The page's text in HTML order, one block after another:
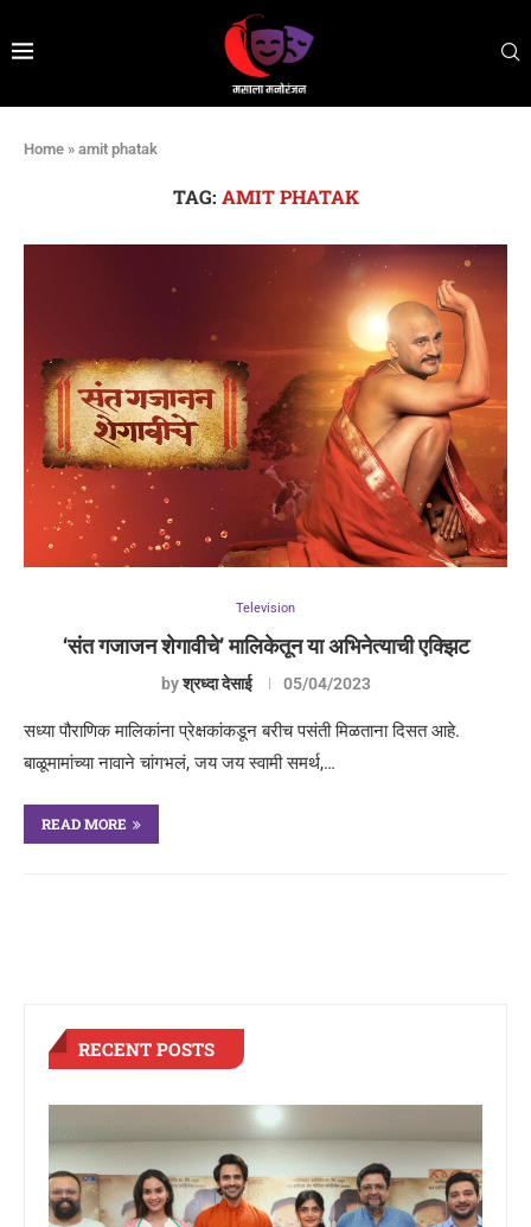
Home » amit phatak
TAG: AMIT PHATAK
Television
‘संत गजाजन शेगावीचे’ मालिकेतून या अभिनेत्याची एक्झिट
byश्रध्दा देसाई 05/04/2023
सध्या पौराणिक मालिकांना प्रेक्षकांकडून बरीच पसंती मिळताना दिसत आहे.
बाळूमामांच्या नावाने चांगभलं, जय जय स्वामी समर्थ,…
READ MORE
RECENT POSTS